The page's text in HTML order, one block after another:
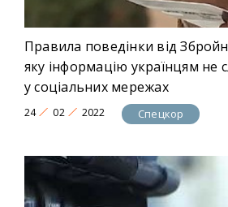
Правила поведінки від
яку інформацію українцям не
у соціальних мережах
24 02 2022 Спецкор